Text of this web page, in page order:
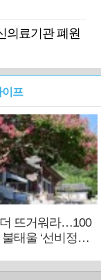
의료기관 폐원
프
뜨거워라…100
태울 ‘선비정신’